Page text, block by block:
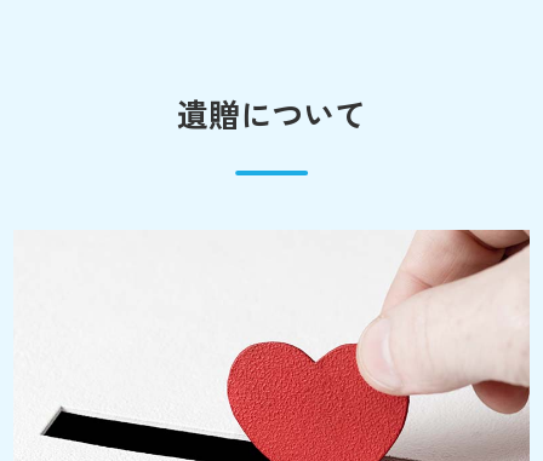
遺贈について